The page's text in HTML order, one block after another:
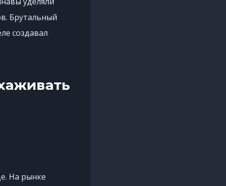
Брутальный
создавал
На рынке